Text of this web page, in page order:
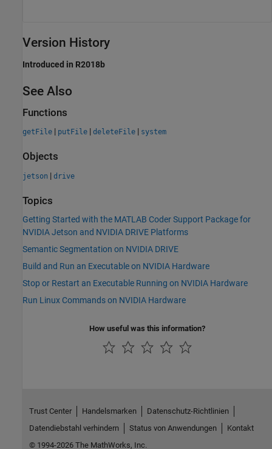
Version History
Introduced in R2018b
See Also
Functions
getFile | putFile | deleteFile | system
Objects
jetson | drive
Topics
Getting Started with the MATLAB Coder Support Package for
NVIDIA Jetson and NVIDIA DRIVE Platforms
Semantic Segmentation on NVIDIA DRIVE
Build and Run an Executable on NVIDIA Hardware
Stop or Restart an Executable Running on NVIDIA Hardware
Run Linux Commands on NVIDIA Hardware
How useful was this information?
Trust Center Handelsmarken
Datenschutz-Richtlinien
Datendiebstahl verhindern
Status von Anwendungen
Kontakt
© 1994-2026 The MathWorks, Inc.